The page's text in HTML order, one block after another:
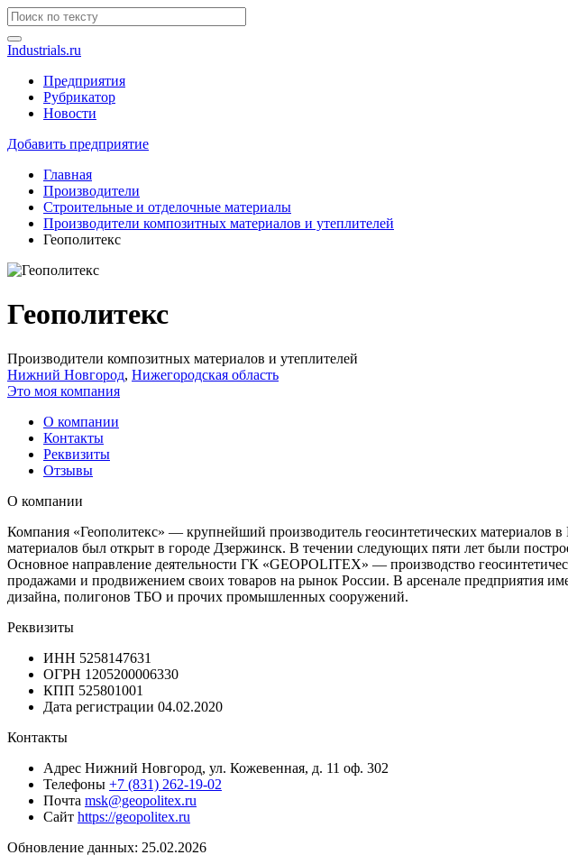
Industrials.ru
Предприятия
Рубрикатор
Новости
Добавить предприятие
Главная
Производители
Строительные и отделочные материалы
Производители композитных материалов и утеплителей
Геополитекс
Геополитекс
Производители композитных материалов и утеплителей
Нижний Новгород, Нижегородская область
Это моя компания
О компании
Контакты
Реквизиты
Отзывы
О компании
Компания «Геополитекс» — крупнейший производитель геосинтетических материалов
материалов был открыт в городе Дзержинск. В течении следующих пяти лет были
Основное направление деятельности ГК «GEOPOLITEX» — производство
продажами и продвижением своих товаров на рынок России. В арсенале предприятия
дизайна, полигонов ТБО и прочих промышленных сооружений.
Реквизиты
ИНН 5258147631
ОГРН 1205200006330
КПП 525801001
Дата регистрации 04.02.2020
Контакты
Адрес Нижний Новгород, ул. Кожевенная, д. 11 оф. 302
Телефоны +7 (831) 262-19-02
Почта msk@geopolitex.ru
Сайт https://geopolitex.ru
Обновление данных: 25.02.2026